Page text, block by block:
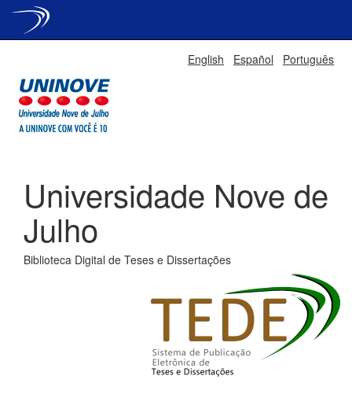
English Español Português
Universidade Nove de
Julho
Biblioteca Digital de Teses e Dissertações